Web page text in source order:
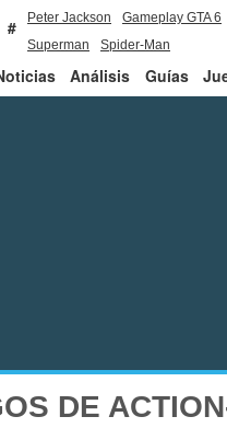
Peter Jackson
Gameplay GTA 6
Superman
Spider-Man
Análisis Guías
DE